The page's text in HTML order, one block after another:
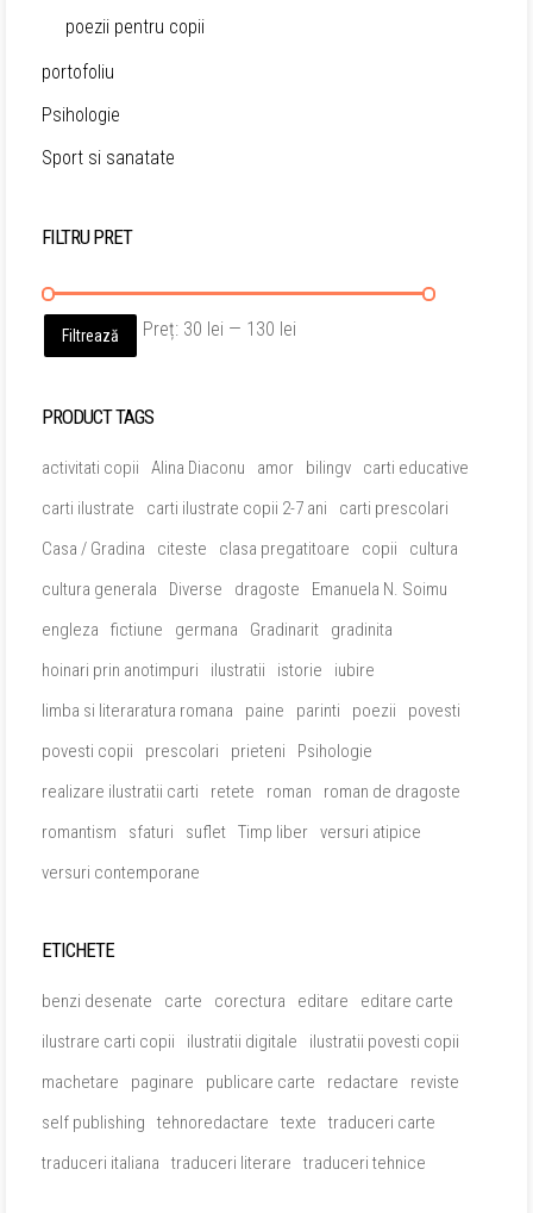
poezii pentru copii
portofoliu
Psihologie
Sport si sanatate
FILTRU PRET
Preț
Preț
Filtrează Preț: 30 lei — 130 lei
PRODUCT TAGS
activitati copii Alina Diaconu amor bilingv
carti educative
carti ilustrate
carti ilustrate copii 2-7 ani
carti prescolari
Casa / Gradina
citeste clasa pregatitoare copii
cultura
cultura generala
Diverse dragoste
Emanuela N. Soimu
engleza
fictiune germana Gradinarit
gradinita
hoinari prin anotimpuri
ilustratii istorie
iubire
limba si literaratura romana
paine parinti poezii
povesti
povesti copii
prescolari prieteni
Psihologie
realizare ilustratii carti
retete roman
roman de dragoste
romantism
sfaturi suflet Timp liber versuri atipice
versuri contemporane
ETICHETE
benzi desenate carte corectura editare
editare carte
ilustrare carti copii
ilustratii digitale
ilustratii povesti copii
machetare
paginare publicare carte redactare
reviste
self publishing
tehnoredactare texte
traduceri carte
traduceri italiana
traduceri literare traduceri tehnice